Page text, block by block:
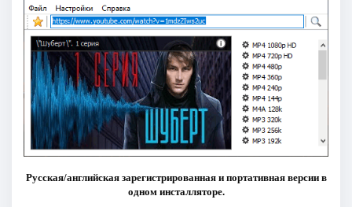
Русская/английская зарегистрированная и портативная версии в
одном инсталляторе.